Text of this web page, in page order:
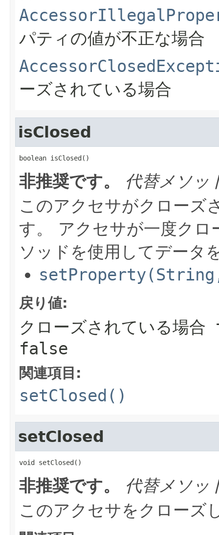
パティの値が不正な場合
ーズされている場合
isClosed
boolean isClosed()
非推奨です。
代替メソッ
このアクセサがクローズ
す。 アクセサが一度クロ
ソッドを使用してデータ
戻り値:
クローズされている場合
false
関連項目:
setClosed()
setClosed
void setClosed()
非推奨です。
代替メソッ
このアクセサをクローズ